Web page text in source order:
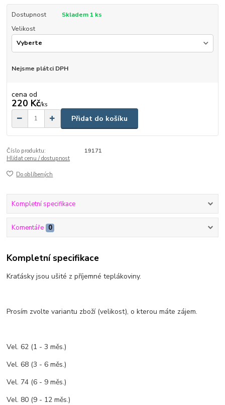
Dostupnost
Skladem 1 ks
Velikost
Nejsme plátci DPH
cena od
220 Kč/ks
Přidat do košíku
Číslo produktu:
19171
Hlídat cenu / dostupnost
Do oblíbených
Kompletní specifikace
Komentáře 0
Kompletní specifikace
Kraťásky jsou ušité z příjemné teplákoviny.
Prosím zvolte variantu zboží (velikost), o kterou máte zájem.
Vel. 62 (1 - 3 měs.)
Vel. 68 (3 - 6 měs.)
Vel. 74 (6 - 9 měs.)
Vel. 80 (9 - 12 měs.)